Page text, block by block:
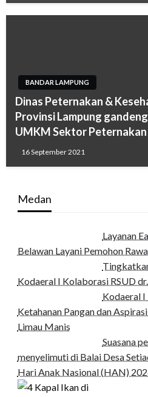
BANDAR LAMPUNG
Dinas Peternakan &
Provinsi Lampung
UMKM Sektor Peternakan
16 September 2021
Medan
Layanan
Belawan Layani Pemohon
Kodaeral I Kolaborasi RSUD
Kodaeral I
Ketahanan Pangan dan
Limau Manis
Suasana
menyelimuti di Balai Desa
Hari Anak Nasional (HAN)